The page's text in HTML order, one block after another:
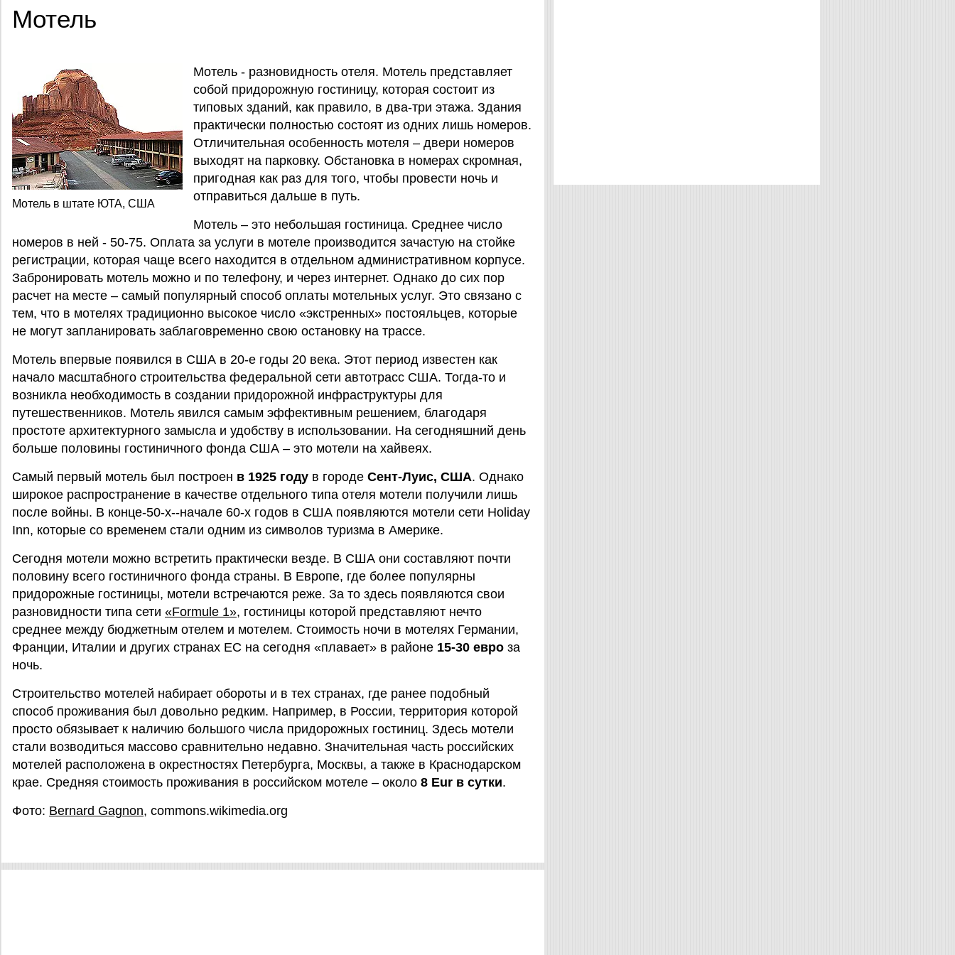
Мотель
Мотель в штате ЮТА, США
Мотель - разновидность отеля. Мотель представляет
собой придорожную гостиницу, которая состоит из
типовых зданий, как правило, в два-три этажа. Здания
практически полностью состоят из одних лишь номеров.
Отличительная особенность мотеля – двери номеров
выходят на парковку. Обстановка в номерах скромная,
пригодная как раз для того, чтобы провести ночь и
отправиться дальше в путь.
Мотель – это небольшая гостиница. Среднее число
номеров в ней - 50-75. Оплата за услуги в мотеле производится зачастую на стойке
регистрации, которая чаще всего находится в отдельном административном корпусе.
Забронировать мотель можно и по телефону, и через интернет. Однако до сих пор
расчет на месте – самый популярный способ оплаты мотельных услуг. Это связано с
тем, что в мотелях традиционно высокое число «экстренных» постояльцев, которые
не могут запланировать заблаговременно свою остановку на трассе.
Мотель впервые появился в США в 20-е годы 20 века. Этот период известен как
начало масштабного строительства федеральной сети автотрасс США. Тогда-то и
возникла необходимость в создании придорожной инфраструктуры для
путешественников. Мотель явился самым эффективным решением, благодаря
простоте архитектурного замысла и удобству в использовании. На сегодняшний день
больше половины гостиничного фонда США – это мотели на хайвеях.
Самый первый мотель был построен в 1925 году в городе Сент-Луис, США. Однако
широкое распространение в качестве отдельного типа отеля мотели получили лишь
после войны. В конце-50-х--начале 60-х годов в США появляются мотели сети Holiday
Inn, которые со временем стали одним из символов туризма в Америке.
Сегодня мотели можно встретить практически везде. В США они составляют почти
половину всего гостиничного фонда страны. В Европе, где более популярны
придорожные гостиницы, мотели встречаются реже. За то здесь появляются свои
разновидности типа сети «Formule 1», гостиницы которой представляют нечто
среднее между бюджетным отелем и мотелем. Стоимость ночи в мотелях Германии,
Франции, Италии и других странах ЕС на сегодня «плавает» в районе 15-30 евро за
ночь.
Строительство мотелей набирает обороты и в тех странах, где ранее подобный
способ проживания был довольно редким. Например, в России, территория которой
просто обязывает к наличию большого числа придорожных гостиниц. Здесь мотели
стали возводиться массово сравнительно недавно. Значительная часть российских
мотелей расположена в окрестностях Петербурга, Москвы, а также в Краснодарском
крае. Средняя стоимость проживания в российском мотеле – около 8 Eur в сутки.
Фото: Bernard Gagnon, commons.wikimedia.org